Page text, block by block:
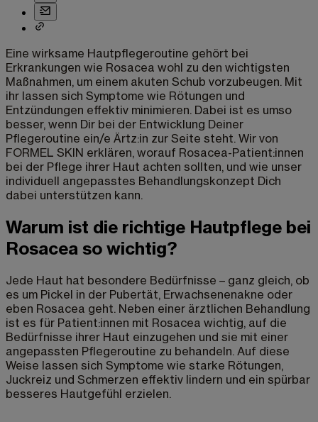
Eine wirksame Hautpflegeroutine gehört bei
Erkrankungen wie Rosacea wohl zu den wichtigsten
Maßnahmen, um einem akuten Schub vorzubeugen. Mit
ihr lassen sich Symptome wie Rötungen und
Entzündungen effektiv minimieren. Dabei ist es umso
besser, wenn Dir bei der Entwicklung Deiner
Pflegeroutine ein/e Ärtz:in zur Seite steht. Wir von
FORMEL SKIN erklären, worauf Rosacea-Patient:innen
bei der Pflege ihrer Haut achten sollten, und wie unser
individuell angepasstes Behandlungskonzept Dich
dabei unterstützen kann.
Warum ist die richtige Hautpflege bei
Rosacea so wichtig?
Jede Haut hat besondere Bedürfnisse – ganz gleich, ob
es um Pickel in der Pubertät, Erwachsenenakne oder
eben Rosacea geht. Neben einer ärztlichen Behandlung
ist es für Patient:innen mit Rosacea wichtig, auf die
Bedürfnisse ihrer Haut einzugehen und sie mit einer
angepassten Pflegeroutine zu behandeln. Auf diese
Weise lassen sich Symptome wie starke Rötungen,
Juckreiz und Schmerzen effektiv lindern und ein spürbar
besseres Hautgefühl erzielen.